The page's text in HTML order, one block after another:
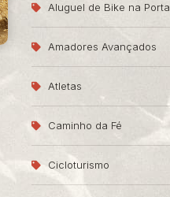
Aluguel de Bike na Porta
Amadores Avançados
Atletas
Caminho da Fé
Cicloturismo